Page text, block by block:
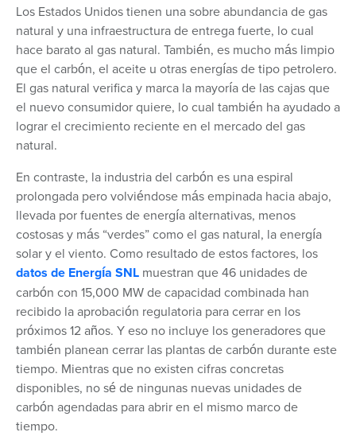
Los Estados Unidos tienen una sobre abundancia de gas
natural y una infraestructura de entrega fuerte, lo cual
hace barato al gas natural. También, es mucho más limpio
que el carbón, el aceite u otras energías de tipo petrolero.
El gas natural verifica y marca la mayoría de las cajas que
el nuevo consumidor quiere, lo cual también ha ayudado a
lograr el crecimiento reciente en el mercado del gas
natural.
En contraste, la industria del carbón es una espiral
prolongada pero volviéndose más empinada hacia abajo,
llevada por fuentes de energía alternativas, menos
costosas y más “verdes” como el gas natural, la energía
solar y el viento. Como resultado de estos factores, los
datos de Energía SNL muestran que 46 unidades de
carbón con 15,000 MW de capacidad combinada han
recibido la aprobación regulatoria para cerrar en los
próximos 12 años. Y eso no incluye los generadores que
también planean cerrar las plantas de carbón durante este
tiempo. Mientras que no existen cifras concretas
disponibles, no sé de ningunas nuevas unidades de
carbón agendadas para abrir en el mismo marco de
tiempo.